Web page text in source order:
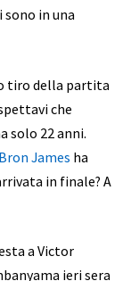
in una
tiro della partita
che
solo 22 anni.
James ha
in finale? A
a Victor
ieri sera